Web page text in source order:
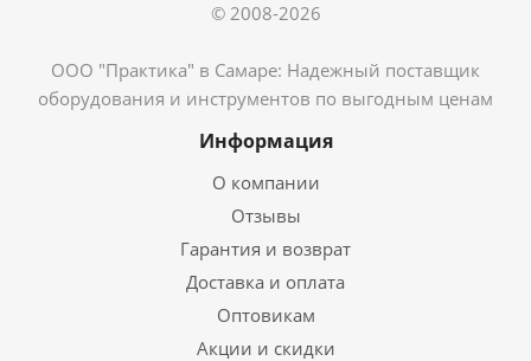
© 2008-2026
ООО "Практика" в Самаре: Надежный поставщик
оборудования и инструментов по выгодным ценам
Информация
О компании
Отзывы
Гарантия и возврат
Доставка и оплата
Оптовикам
Акции и скидки